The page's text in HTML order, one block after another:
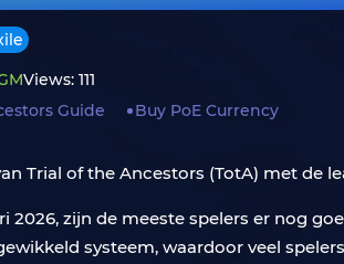
Views: 111
Guide Buy PoE Currency
Trial of the Ancestors (TotA) met de
zijn de meeste spelers er nog
systeem, waardoor veel